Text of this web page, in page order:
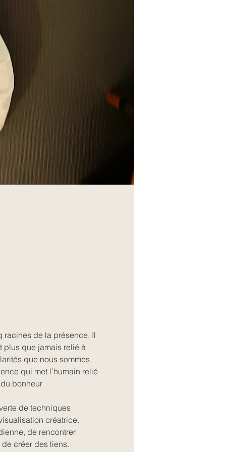
racines de la présence. Il
plus que jamais relié à
que nous sommes.
qui met l’humain relié
bonheur
de techniques
créatrice.
de rencontrer
créer des liens.